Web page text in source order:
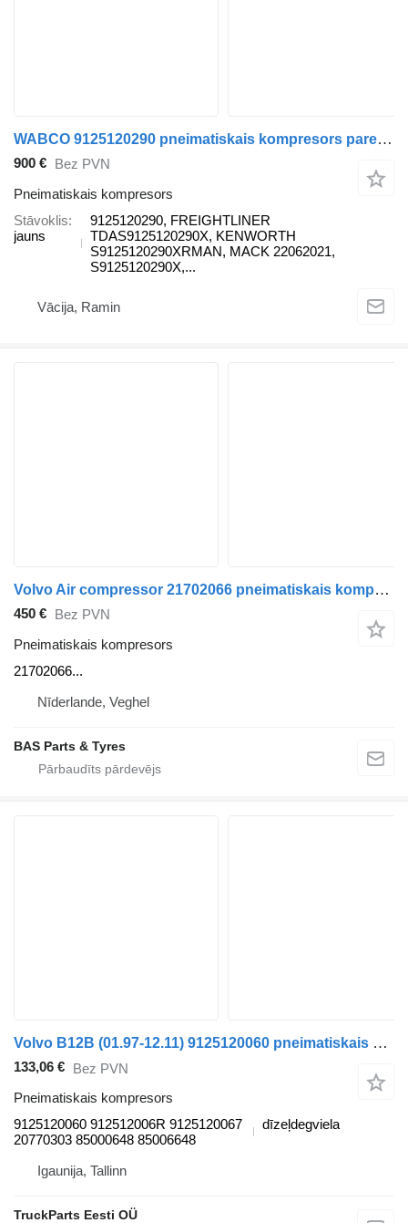
WABCO 9125120290 pneimatiskais kompresors paredzēts Volvo vilcēja
900 € Bez PVN
Pneimatiskais kompresors
Stāvoklis
jauns
9125120290, FREIGHTLINER
TDAS9125120290X, KENWORTH
S9125120290XRMAN, MACK 22062021,
S9125120290X,...
Vācija, Ramin
Volvo Air compressor 21702066 pneimatiskais kompresors paredzēts Volvo kravas automašīnas
450 € Bez PVN
Pneimatiskais kompresors
21702066...
Nīderlande, Veghel
BAS Parts & Tyres
Volvo B12B (01.97-12.11) 9125120060 pneimatiskais kompresors paredzēts Volvo B6, B7, B9, B10, B12 bus (1978-2011) autobusa
133,06 € Bez PVN
Pneimatiskais kompresors
9125120060 912512006R 9125120067
20770303 85000648 85006648
dīzeļdegviela
Igaunija, Tallinn
TruckParts Eesti OÜ